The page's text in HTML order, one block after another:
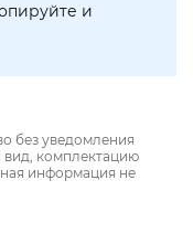
и
без уведомления
вид, комплектацию
информация не